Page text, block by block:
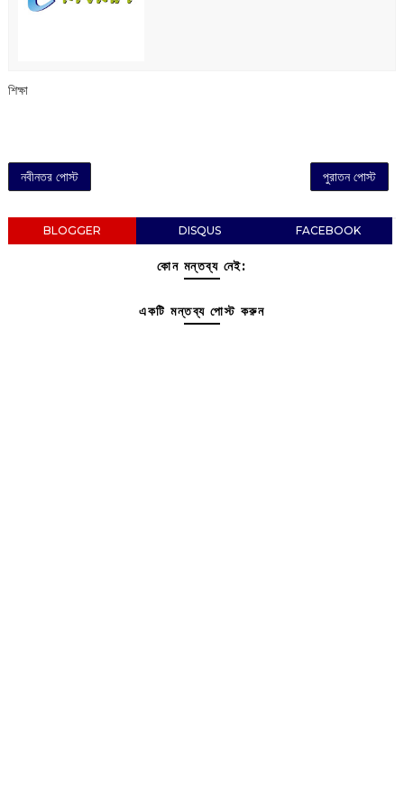
শিক্ষা
নবীনতর পোস্ট পুরাতন পোস্ট
BLOGGER DISQUS FACEBOOK
কোন মন্তব্য নেই:
একটি মন্তব্য পোস্ট করুন